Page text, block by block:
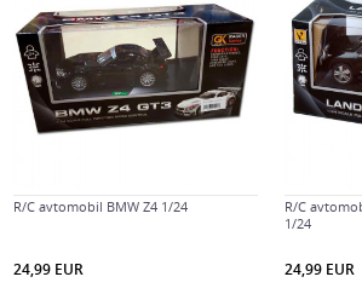
R/C avtomobil BMW Z4 1/24
24,99 EUR
R/C
1/24
24,99 EUR